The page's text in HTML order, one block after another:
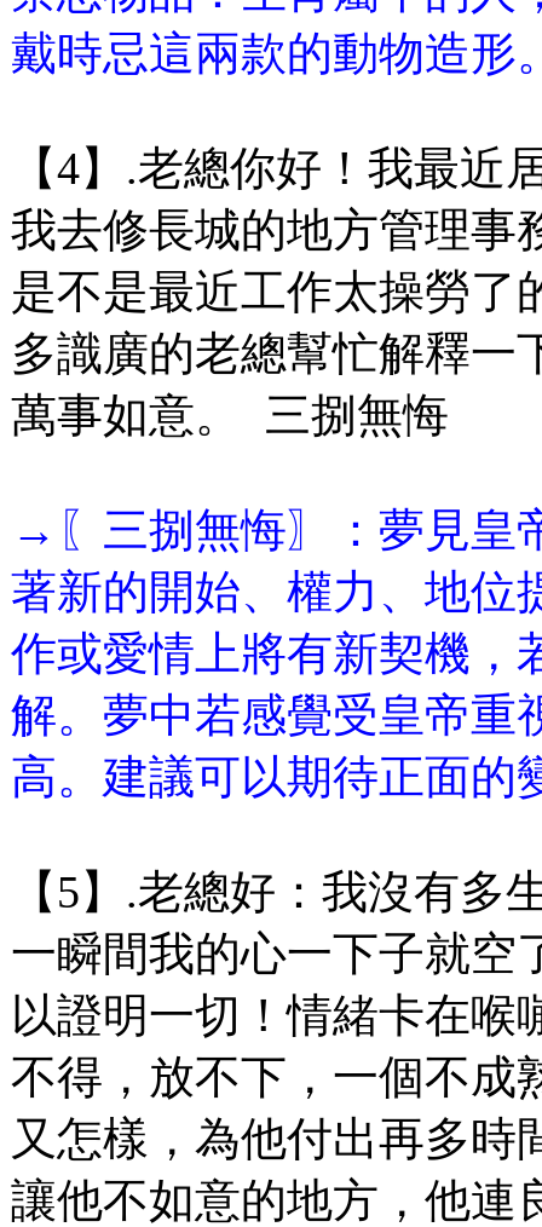
戴時忌這兩款的動物造形
【4】.老總你好！我最
我去修長城的地方管理事
是不是最近工作太操勞了
多識廣的老總幫忙解釋一
萬事如意。 三捌無悔
→〖三捌無悔〗：夢見皇
著新的開始、權力、地位
作或愛情上將有新契機，
解。夢中若感覺受皇帝重
高。建議可以期待正面的
【5】.老總好：我沒有
一瞬間我的心一下子就空
以證明一切！情緒卡在喉
不得，放不下，一個不成
又怎樣，為他付出再多時
讓他不如意的地方，他連